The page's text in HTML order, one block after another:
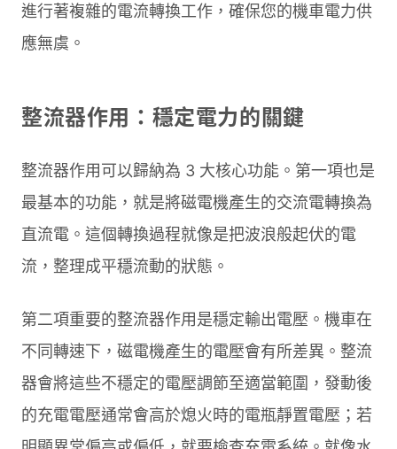
進行著複雜的電流轉換工作，確保您的機車電力供
應無虞。
整流器作用：穩定電力的關鍵
整流器作用可以歸納為 3 大核心功能。第一項也是
最基本的功能，就是將磁電機產生的交流電轉換為
直流電。這個轉換過程就像是把波浪般起伏的電
流，整理成平穩流動的狀態。
第二項重要的整流器作用是穩定輸出電壓。機車在
不同轉速下，磁電機產生的電壓會有所差異。整流
器會將這些不穩定的電壓調節至適當範圍，發動後
的充電電壓通常會高於熄火時的電瓶靜置電壓；若